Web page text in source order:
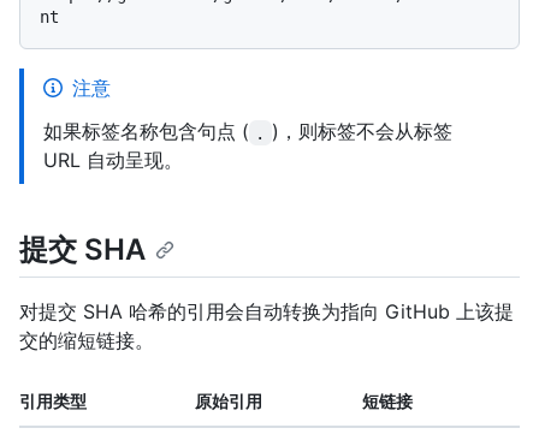
注意
如果标签名称包含句点 ( .
)，则标签不会从标签
URL 自动呈现。
提交 SHA
对提交 SHA 哈希的引用会自动转换为指向 GitHub 上该提
交的缩短链接。
引用类型 原始引用 短链接